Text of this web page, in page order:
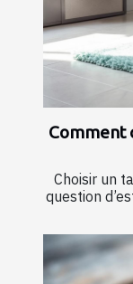
Comment
Choisir un
question